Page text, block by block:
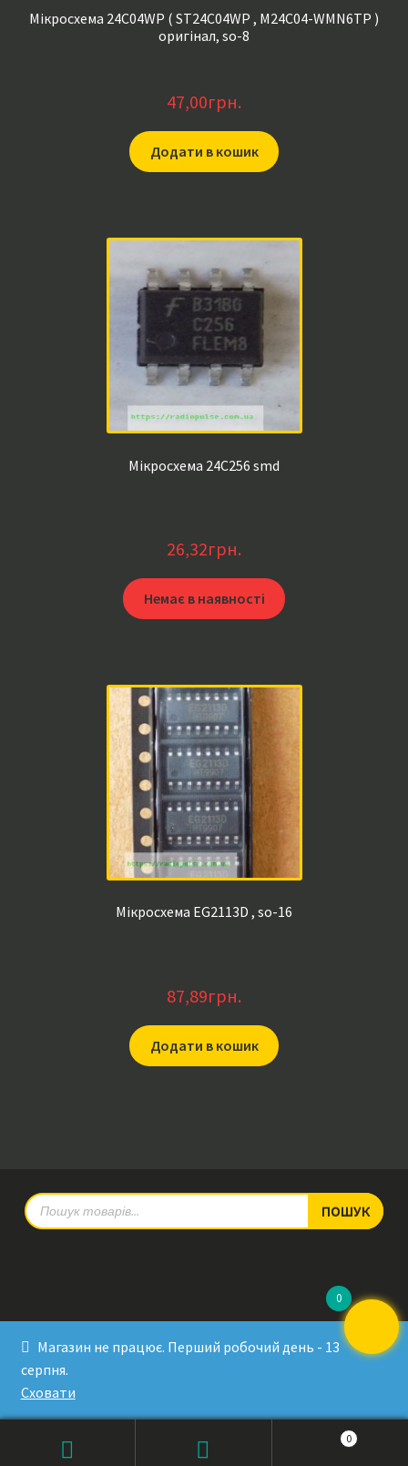
Магазин не працює. Перший робочий день - 13
серпня.
Сховати
Мікросхема 24C04WP ( ST24C04WP , M24C04-WMN6TP )
оригінал, so-8
47,00грн.
Додати в кошик
Мікросхема 24C256 smd
26,32грн.
Немає в наявності
Мікросхема EG2113D , so-16
87,89грн.
Додати в кошик
Products
search
ПОШУК
Developed by Sergey Krinitsa
0
0